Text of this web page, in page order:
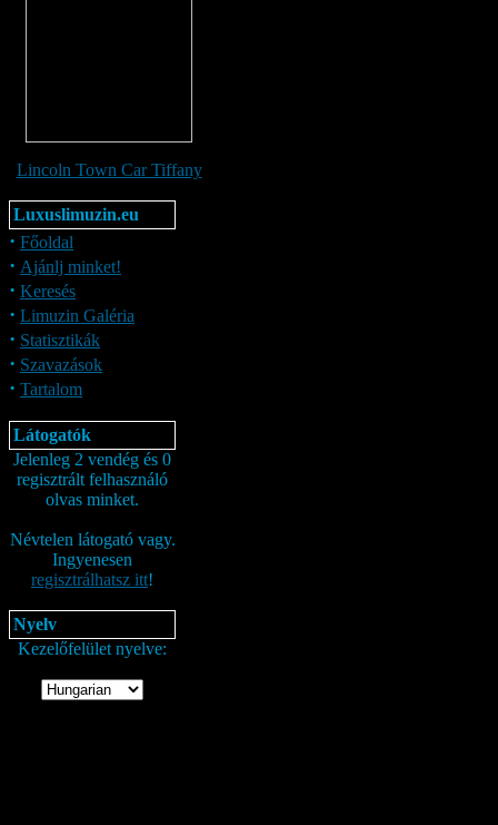
Lincoln Town Car Tiffany
Luxuslimuzin.eu
· Főoldal
· Ajánlj minket!
· Keresés
· Limuzin Galéria
· Statisztikák
· Szavazások
· Tartalom
Látogatók
Jelenleg 2 vendég és 0
regisztrált felhasználó
olvas minket.
Névtelen látogató vagy.
Ingyenesen
regisztrálhatsz itt!
Nyelv
Kezelőfelület nyelve: